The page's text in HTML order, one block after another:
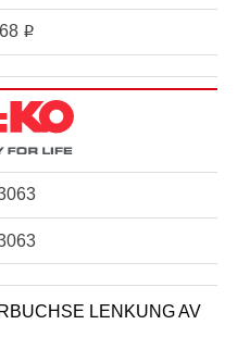
i
LENKUNG AV